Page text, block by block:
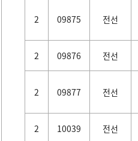
2 09875 전선
2 09876 전선
2 09877 전선
2 10039 전선